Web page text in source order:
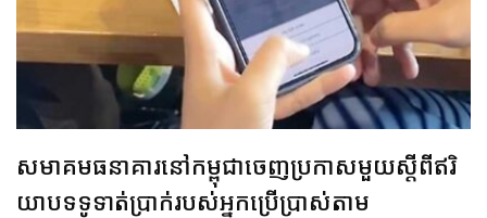
សមាគម​ធនាគារ​នៅកម្ពុជា​ចេញ​ប្រកាស​មួយ​ស្តីពី​ឥរិ​
យា​បទ​ទូ​ទាត់​ប្រាក់​របស់​អ្នក​ប្រើប្រាស់តាម​